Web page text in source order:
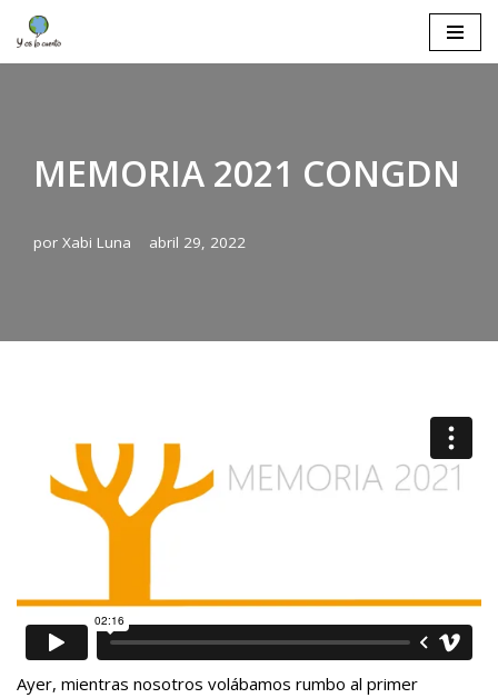
Saltar
MEMORIA 2021 CONGDN
por Xabi Luna abril 29, 2022
Ayer, mientras nosotros volábamos rumbo al primer